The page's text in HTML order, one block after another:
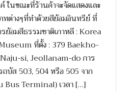
ในขณะที่ร้านค้าจะจัดแสดงและ
ทต่างๆที่ทำด้วยสีย้อมอินทรีย์ ที่
อมสีธรรมชาติเกาหลี : Korea
ที่ตั้ง : 379 Baekho-
si, Jeollanam-do การ
ถบัส 503, 504 หรือ 505 จาก
Bus Terminal) เวลา […]